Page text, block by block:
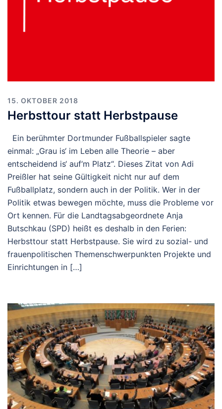
15. OKTOBER 2018
Herbsttour statt Herbstpause
Ein berühmter Dortmunder Fußballspieler sagte
einmal: „Grau is‘ im Leben alle Theorie – aber
entscheidend is‘ auf‘m Platz“. Dieses Zitat von Adi
Preißler hat seine Gültigkeit nicht nur auf dem
Fußballplatz, sondern auch in der Politik. Wer in der
Politik etwas bewegen möchte, muss die Probleme vor
Ort kennen. Für die Landtagsabgeordnete Anja
Butschkau (SPD) heißt es deshalb in den Ferien:
Herbsttour statt Herbstpause. Sie wird zu sozial- und
frauenpolitischen Themenschwerpunkten Projekte und
Einrichtungen in […]